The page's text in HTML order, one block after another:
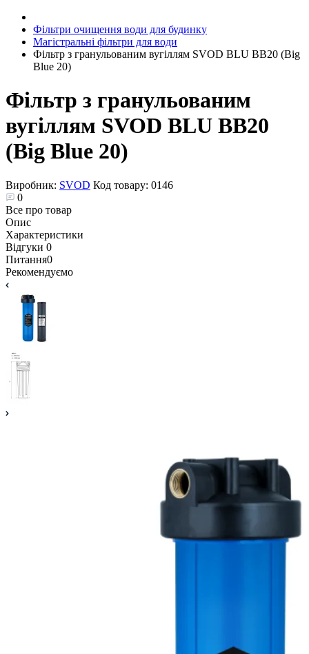
Фільтри очищення води для будинку
Магістральні фільтри для води
Фільтр з гранульованим вугіллям SVOD BLU BB20 (Big
Blue 20)
Фільтр з гранульованим
вугіллям SVOD BLU BB20
(Big Blue 20)
Виробник: SVOD Код товару: 0146
0
Все про товар
Опис
Характеристики
Відгуки 0
Питання0
Рекомендуємо